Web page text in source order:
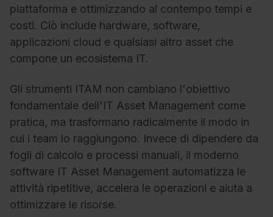
piattaforma e ottimizzando al contempo tempi e
costi. Ciò include hardware, software,
applicazioni cloud e qualsiasi altro asset che
compone un ecosistema IT.
Gli strumenti ITAM non cambiano l'obiettivo
fondamentale dell'IT Asset Management come
pratica, ma trasformano radicalmente il modo in
cui i team lo raggiungono. Invece di dipendere da
fogli di calcolo e processi manuali, il moderno
software IT Asset Management automatizza le
attività ripetitive, accelera le operazioni e aiuta a
ottimizzare le risorse.